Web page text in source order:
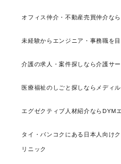
オフィス仲介・不動産売買仲介な
未経験からエンジニア・事務職を
介護の求人・案件探しなら介護サ
医療福祉のしごと探しならメディル
エグゼクティブ人材紹介ならDYM
タイ・バンコクにある日本人向け
リニック